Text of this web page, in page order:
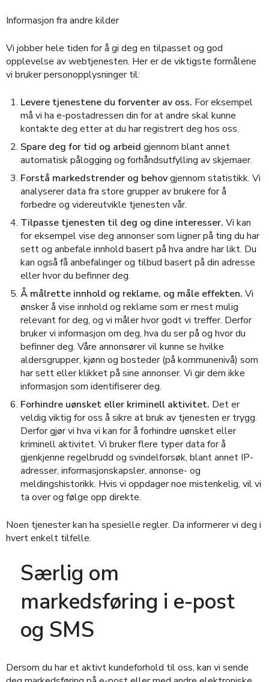
Informasjon fra andre kilder
Vi jobber hele tiden for å gi deg en tilpasset og god
opplevelse av webtjenesten. Her er de viktigste formålene
vi bruker personopplysninger til:
Levere tjenestene du forventer av oss. For eksempel
må vi ha e-postadressen din for at andre skal kunne
kontakte deg etter at du har registrert deg hos oss.
Spare deg for tid og arbeid gjennom blant annet
automatisk pålogging og forhåndsutfylling av skjemaer.
Forstå markedstrender og behovgjennom statistikk. Vi
analyserer data fra store grupper av brukere for å
forbedre og videreutvikle tjenesten vår.
Tilpasse tjenesten til deg og dine interesser. Vi kan
for eksempel vise deg annonser som ligner på ting du har
sett og anbefale innhold basert på hva andre har likt. Du
kan også få anbefalinger og tilbud basert på din adresse
eller hvor du befinner deg.
Å målrette innhold og reklame, og måle effekten. Vi
ønsker å vise innhold og reklame som er mest mulig
relevant for deg, og vi måler hvor godt vi treffer. Derfor
bruker vi informasjon om deg, hva du ser på og hvor du
befinner deg. Våre annonsører vil kunne se hvilke
aldersgrupper, kjønn og bosteder (på kommunenivå) som
har sett eller klikket på sine annonser. Vi gir dem ikke
informasjon som identifiserer deg.
Forhindre uønsket eller kriminell aktivitet. Det er
veldig viktig for oss å sikre at bruk av tjenesten er trygg.
Derfor gjør vi hva vi kan for å forhindre uønsket eller
kriminell aktivitet. Vi bruker flere typer data for å
gjenkjenne regelbrudd og svindelforsøk, blant annet IP-
adresser, informasjonskapsler, annonse- og
meldingshistorikk. Hvis vi oppdager noe mistenkelig, vil vi
ta over og følge opp direkte.
Noen tjenester kan ha spesielle regler. Da informerer vi deg i
hvert enkelt tilfelle.
Særlig om
markedsføring i e-post
og SMS
Dersom du har et aktivt kundeforhold til oss, kan vi sende